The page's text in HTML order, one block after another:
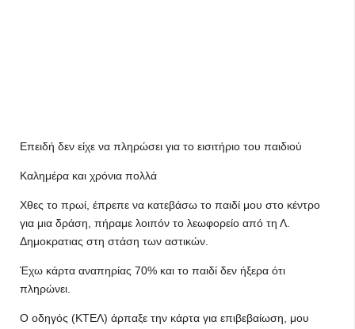
Επειδή δεν είχε να πληρώσει για το εισιτήριο του παιδιού
Καλημέρα και χρόνια πολλά
Χθες το πρωί, έπρεπε να κατεβάσω το παιδί μου στο κέντρο
για μια δράση, πήραμε λοιπόν το λεωφορείο από τη Λ.
Δημοκρατιας στη στάση των αστικών.
Έχω κάρτα αναπηρίας 70% και το παιδί δεν ήξερα ότι
πληρώνει.
Ο οδηγός (ΚΤΕΛ) άρπαξε την κάρτα για επιβεβαίωση, μου